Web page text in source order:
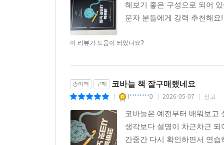
해보기 좋은 구성으로 되어
문자 분들에게 강력 추천해
이 리뷰가 도움이 되었나요?
종이책 구매 코바늘 책 잘구매했네요
l********0 2026-05-07 신고
코바늘은 예전부터 배워보고
생각보다 설명이 차근차근
간중간 다시 확인하면서 연